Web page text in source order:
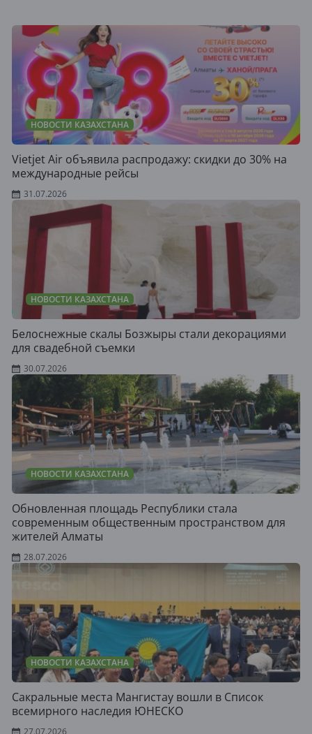
НОВОСТИ КАЗАХСТАНА
Vietjet Air объявила распродажу: скидки до 30% на
международные рейсы
31.07.2026
НОВОСТИ КАЗАХСТАНА
Белоснежные скалы Бозжыры стали декорациями
для свадебной съемки
30.07.2026
НОВОСТИ КАЗАХСТАНА
Обновленная площадь Республики стала
современным общественным пространством для
жителей Алматы
28.07.2026
НОВОСТИ КАЗАХСТАНА
Сакральные места Мангистау вошли в Список
всемирного наследия ЮНЕСКО
27.07.2026